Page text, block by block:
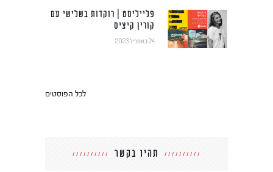
פלייליסט | רוקדות בשלישי עם
קורין קיציס
24 באפריל 2023
לכל הפוסטים
תהיו בקשר